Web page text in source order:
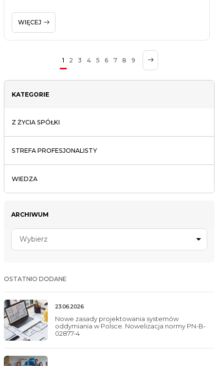
WIĘCEJ
1 2 3 4 5 6 7 8 9
KATEGORIE
Z ŻYCIA SPÓŁKI
STREFA PROFESJONALISTY
WIEDZA
ARCHIWUM
Wybierz
OSTATNIO DODANE
23.06.2026
Nowe zasady projektowania systemów
oddymiania w Polsce. Nowelizacja normy PN-B-
02877-4